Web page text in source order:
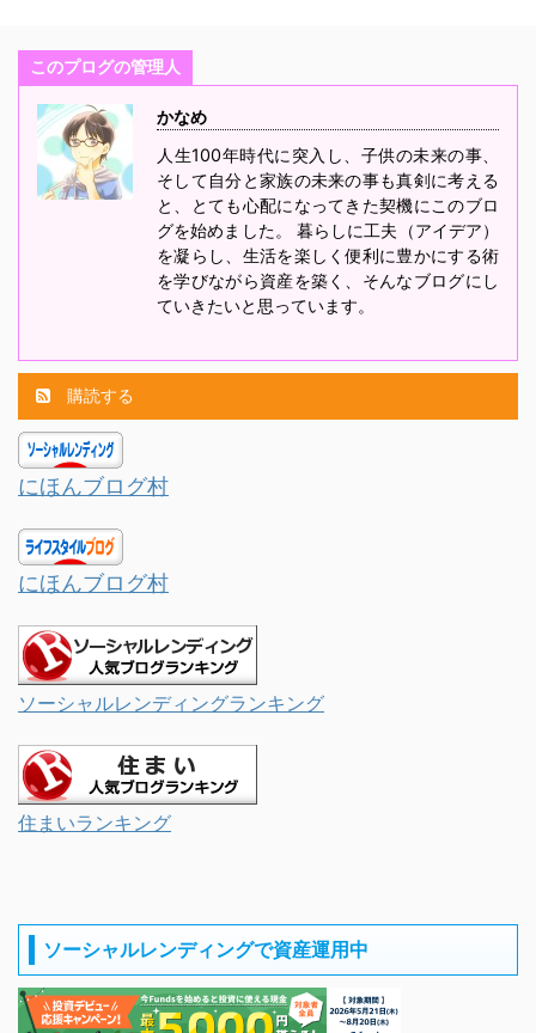
このプログの管理人
かなめ
人生100年時代に突入し、子供の未来の事、
そして自分と家族の未来の事も真剣に考える
と、とても心配になってきた契機にこのブロ
グを始めました。 暮らしに工夫（アイデア）
を凝らし、生活を楽しく便利に豊かにする術
を学びながら資産を築く、そんなブログにし
ていきたいと思っています。
購読する
にほんブログ村
にほんブログ村
ソーシャルレンディングランキング
住まいランキング
ソーシャルレンディングで資産運用中